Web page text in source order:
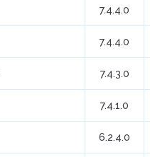
7.4.4.0
7.4.4.0
7.4.3.0
7.4.1.0
6.2.4.0